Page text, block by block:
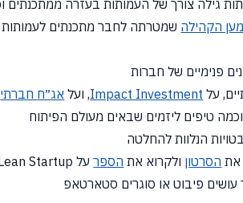
הקהילה שמטרתה לחבר מתכנתים לעמותות
על Impact Investment, ועל אג״ח חברתי
הסרטון ולקרוא את הספרעל Lean Startup